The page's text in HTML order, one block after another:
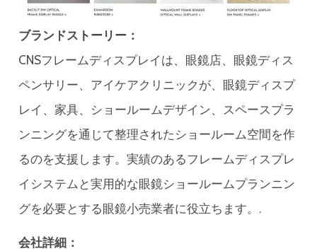
ブランドストーリー：
CNSフレームディスプレイは、眼鏡店、眼鏡ディス
ペンサリー、アイケアクリニックが、眼鏡ディスプ
レイ、家具、ショールームデザイン、スペースプラ
ンニングを通じて整理されたショールーム空間を作
るのを支援します。実績のあるフレームディスプレ
イシステムと実用的な眼鏡ショールームプランニン
グを必要とする眼鏡小売業者に役立ちます。.
会社詳細：